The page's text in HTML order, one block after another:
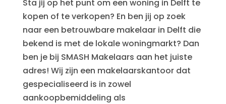
Sta jij op het punt om een woning in Delft te
kopen of te verkopen? En ben jij op zoek
naar een betrouwbare makelaar in Delft die
bekend is met de lokale woningmarkt? Dan
ben je bij SMASH Makelaars aan het juiste
adres! Wij zijn een makelaarskantoor dat
gespecialiseerd is in zowel
aankoopbemiddeling als